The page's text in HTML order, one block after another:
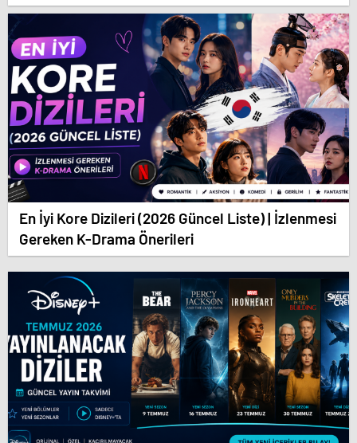
En İyi Kore Dizileri (2026 Güncel Liste) | İzlenmesi
Gereken K-Drama Önerileri